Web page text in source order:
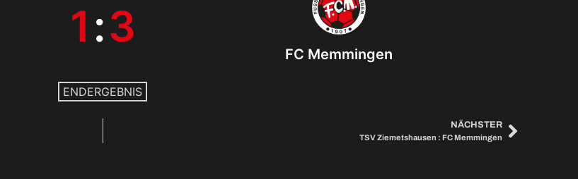
1 :3
FC Memmingen
ENDERGEBNIS
NÄCHSTER
TSV Ziemetshausen : FC Memmingen